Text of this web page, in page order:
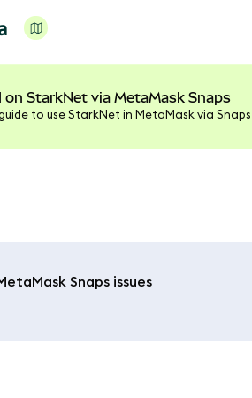
в безопасности
StarkNet via MetaMask Snaps
to use StarkNet in MetaMask via
Snaps issues